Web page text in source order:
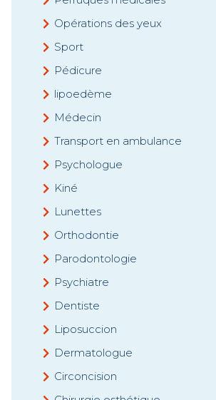
Opérations des yeux
Sport
Pédicure
lipoedème
Médecin
Transport en ambulance
Psychologue
Kiné
Lunettes
Orthodontie
Parodontologie
Psychiatre
Dentiste
Liposuccion
Dermatologue
Circoncision